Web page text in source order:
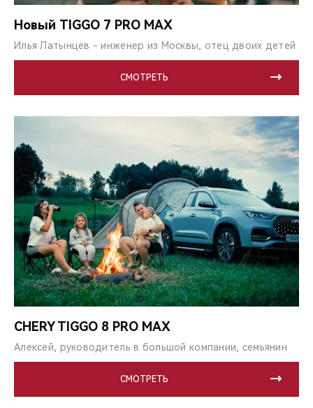
Новый TIGGO 7 PRO MAX
Илья Латынцев - инженер из Москвы, отец двоих детей
СМОТРЕТЬ
CHERY TIGGO 8 PRO MAX
Алексей, руководитель в большой компании, семьянин
СМОТРЕТЬ